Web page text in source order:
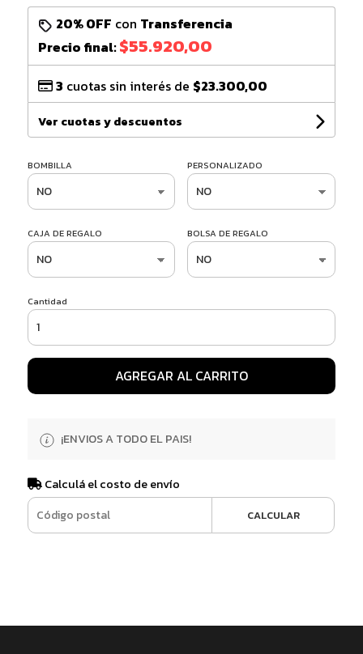
20% OFF con Transferencia
Precio final:$55.920,00
3 cuotas sin interés de $23.300,00
Ver cuotas y descuentos
BOMBILLA PERSONALIZADO
CAJA DE REGALO BOLSA DE REGALO
Cantidad
AGREGAR AL CARRITO
¡ENVIOS A TODO EL PAIS!
Calculá el costo de envío
CALCULAR